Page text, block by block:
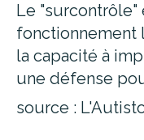
Le "surcontrôle"
fonctionnement
la capacité à
une défense
source :